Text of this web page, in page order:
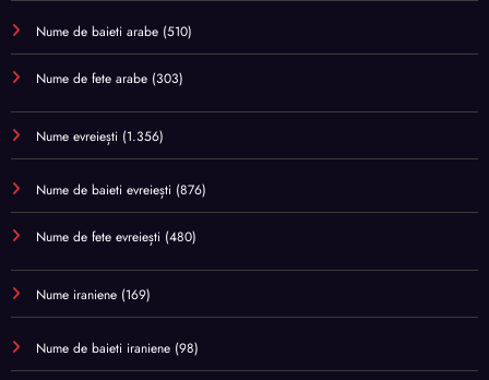
Nume de baieti arabe (510)
Nume de fete arabe (303)
Nume evreiești (1.356)
Nume de baieti evreiești (876)
Nume de fete evreiești (480)
Nume iraniene (169)
Nume de baieti iraniene (98)